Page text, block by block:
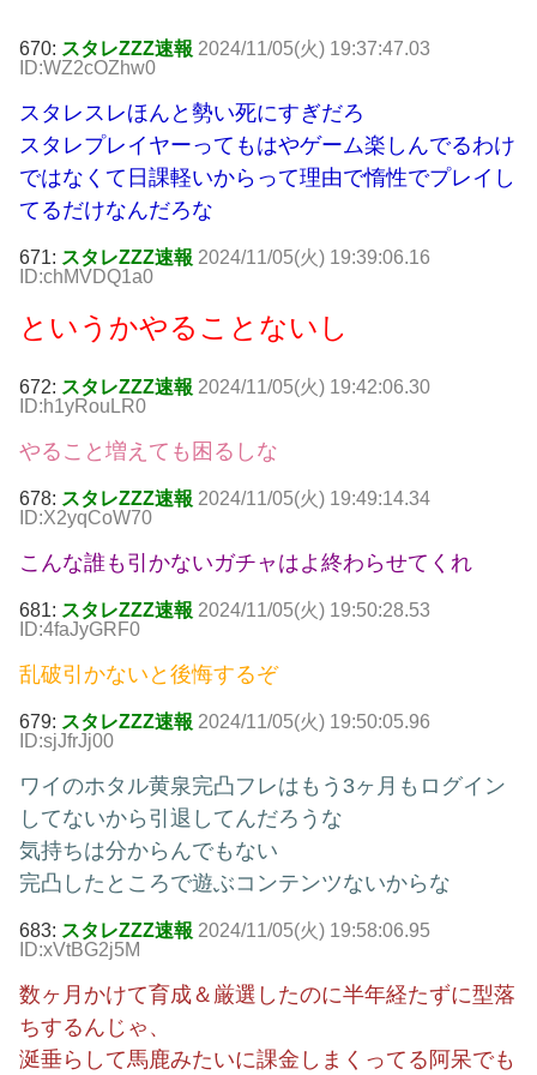
670: スタレZZZ速報 2024/11/05(火) 19:37:47.03
ID:WZ2cOZhw0
スタレスレほんと勢い死にすぎだろ
スタレプレイヤーってもはやゲーム楽しんでるわけ
ではなくて日課軽いからって理由で惰性でプレイし
てるだけなんだろな
671: スタレZZZ速報 2024/11/05(火) 19:39:06.16
ID:chMVDQ1a0
というかやることないし
672: スタレZZZ速報 2024/11/05(火) 19:42:06.30
ID:h1yRouLR0
やること増えても困るしな
678: スタレZZZ速報 2024/11/05(火) 19:49:14.34
ID:X2yqCoW70
こんな誰も引かないガチャはよ終わらせてくれ
681: スタレZZZ速報 2024/11/05(火) 19:50:28.53
ID:4faJyGRF0
乱破引かないと後悔するぞ
679: スタレZZZ速報 2024/11/05(火) 19:50:05.96
ID:sjJfrJj00
ワイのホタル黄泉完凸フレはもう3ヶ月もログイン
してないから引退してんだろうな
気持ちは分からんでもない
完凸したところで遊ぶコンテンツないからな
683: スタレZZZ速報 2024/11/05(火) 19:58:06.95
ID:xVtBG2j5M
数ヶ月かけて育成＆厳選したのに半年経たずに型落
ちするんじゃ、
涎垂らして馬鹿みたいに課金しまくってる阿呆でも